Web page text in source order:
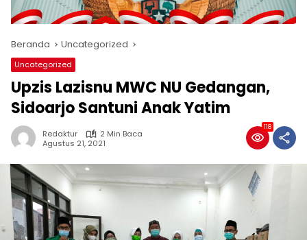
Beranda Uncategorized
Uncategorized
Upzis Lazisnu MWC NU Gedangan,
Sidoarjo Santuni Anak Yatim
Redaktur
2 Min Baca
Agustus 21, 2021
118